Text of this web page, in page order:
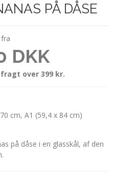
PÅ DÅSE
DKK
over 399 kr.
cm, A1 (59,4 x 84 cm)
på dåse i en glasskål, af den